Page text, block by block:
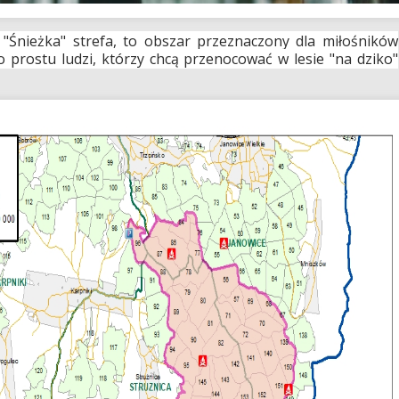
strefa, to obszar przeznaczony dla miłośników
ludzi, którzy chcą przenocować w lesie "na dziko"